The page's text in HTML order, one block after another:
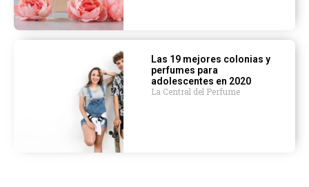
Las 19 mejores colonias y
perfumes para
adolescentes en 2020
La Central del Perfume